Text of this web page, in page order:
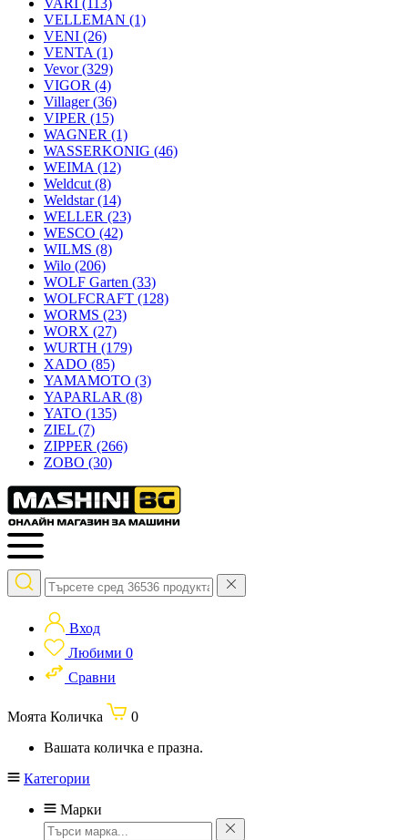
VARI (113)
VELLEMAN (1)
VENI (26)
VENTA (1)
Vevor(329)
VIGOR (4)
Villager(36)
VIPER (15)
WAGNER (1)
WASSERKONIG (46)
WEIMA (12)
Weldcut (8)
Weldstar(14)
WELLER (23)
WESCO (42)
WILMS (8)
Wilo (206)
WOLF Garten (33)
WOLFCRAFT (128)
WORMS (23)
WORX (27)
WURTH (179)
XADO (85)
YAMAMOTO (3)
YAPARLAR (8)
YATO (135)
ZIEL (7)
ZIPPER (266)
ZOBO (30)
Вход
Любими 0
Сравни
Моята Количка
0
Вашата количка е празна.
Категории
Марки